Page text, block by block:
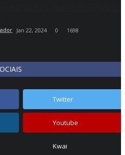
Jan 22, 2024 0 1698
Twitter
Youtube
Kwai